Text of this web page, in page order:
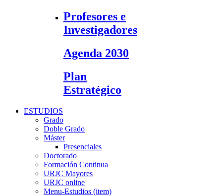
Profesores e
Investigadores
Agenda 2030
Plan
Estratégico
ESTUDIOS
Grado
Doble Grado
Máster
Presenciales
Doctorado
Formación Continua
URJC Mayores
URJC online
Menu-Estudios (item)